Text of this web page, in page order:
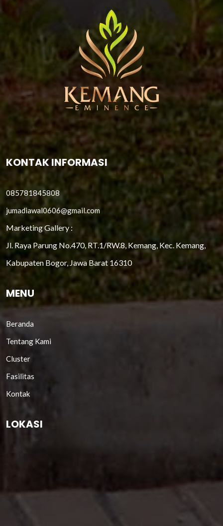
KONTAK INFORMASI
085781845808
jumadiawal0606@gmail.com
Marketing Gallery :
Jl. Raya Parung No.470, RT.1/RW.8, Kemang, Kec. Kemang,
Kabupaten Bogor, Jawa Barat 16310
MENU
Beranda
Tentang Kami
Cluster
Fasilitas
Kontak
LOKASI